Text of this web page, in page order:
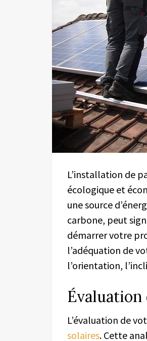
L’installation de
écologique et
une source
carbone, peut
démarrer votre
l’adéquation de
l’orientation,
L’évaluation de
solaires. Cette